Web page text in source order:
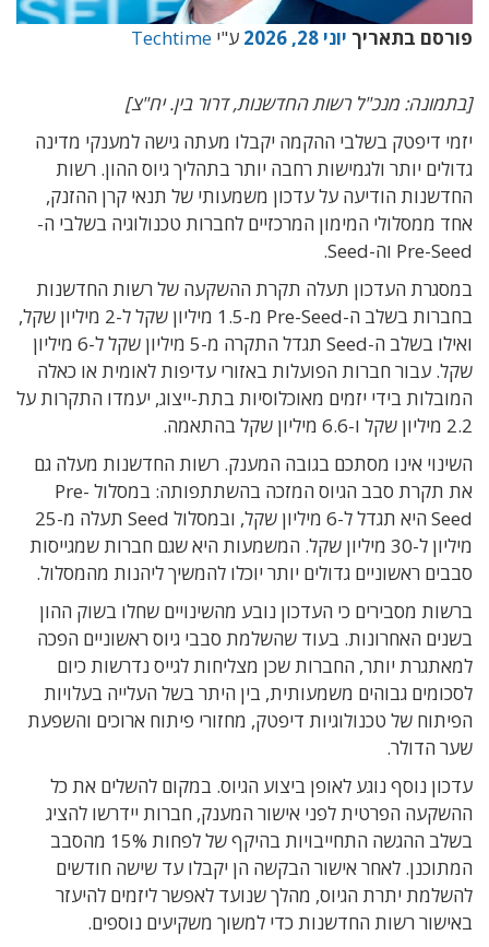
פורסם בתאריך יוני 28, 2026 ע"י Techtime
[בתמונה: מנכ"ל רשות החדשנות, דרור בין. יח"צ]
יזמי דיפטק בשלבי ההקמה יקבלו מעתה גישה למענקי מדינה
גדולים יותר ולגמישות רחבה יותר בתהליך גיוס ההון. רשות
החדשנות הודיעה על עדכון משמעותי של תנאי קרן ההזנק,
אחד ממסלולי המימון המרכזיים לחברות טכנולוגיה בשלבי ה-
Pre-Seed וה-Seed.
במסגרת העדכון תעלה תקרת ההשקעה של רשות החדשנות
בחברות בשלב ה-Pre-Seed מ-1.5 מיליון שקל ל-2 מיליון שקל,
ואילו בשלב ה-Seed תגדל התקרה מ-5 מיליון שקל ל-6 מיליון
שקל. עבור חברות הפועלות באזורי עדיפות לאומית או כאלה
המובלות בידי יזמים מאוכלוסיות בתת-ייצוג, יעמדו התקרות על
2.2 מיליון שקל ו-6.6 מיליון שקל בהתאמה.
השינוי אינו מסתכם בגובה המענק. רשות החדשנות מעלה גם
את תקרת סבב הגיוס המזכה בהשתתפותה: במסלול Pre-
Seed היא תגדל ל-6 מיליון שקל, ובמסלול Seed תעלה מ-25
מיליון ל-30 מיליון שקל. המשמעות היא שגם חברות שמגייסות
סבבים ראשוניים גדולים יותר יוכלו להמשיך ליהנות מהמסלול.
ברשות מסבירים כי העדכון נובע מהשינויים שחלו בשוק ההון
בשנים האחרונות. בעוד שהשלמת סבבי גיוס ראשוניים הפכה
למאתגרת יותר, החברות שכן מצליחות לגייס נדרשות כיום
לסכומים גבוהים משמעותית, בין היתר בשל העלייה בעלויות
הפיתוח של טכנולוגיות דיפטק, מחזורי פיתוח ארוכים והשפעת
שער הדולר.
עדכון נוסף נוגע לאופן ביצוע הגיוס. במקום להשלים את כל
ההשקעה הפרטית לפני אישור המענק, חברות יידרשו להציג
בשלב ההגשה התחייבויות בהיקף של לפחות 15% מהסבב
המתוכנן. לאחר אישור הבקשה הן יקבלו עד שישה חודשים
להשלמת יתרת הגיוס, מהלך שנועד לאפשר ליזמים להיעזר
באישור רשות החדשנות כדי למשוך משקיעים נוספים.